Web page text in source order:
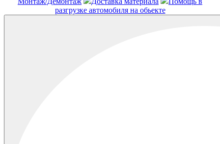
разгрузке автомобиля на обьекте